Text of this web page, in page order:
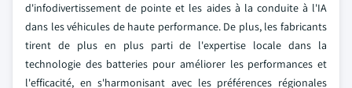
d'infodivertissement de pointe et les aides à la conduite à l'IA
dans les véhicules de haute performance. De plus, les fabricants
tirent de plus en plus parti de l'expertise locale dans la
technologie des batteries pour améliorer les performances et
l'efficacité, en s'harmonisant avec les préférences régionales